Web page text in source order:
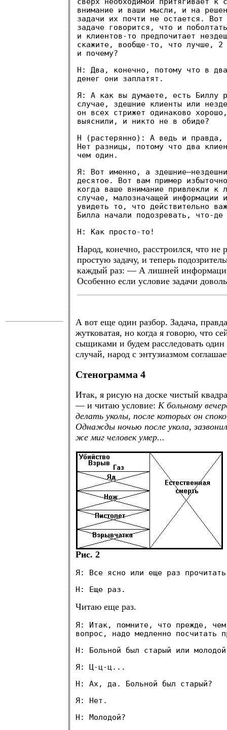
внимание и ваши мысли, и на
задачи их почти не остается.
задаче говорится, что и
и клиентов-то предпочитает
скажите, вообще-то, что лучше, 2
и почему?
Н: Два, конечно, потому что в
денег они заплатят.
Я: А как вы думаете, есть Биллу
случае, здешние клиенты или
он всех стрижет одинаково
выяснили, и никто не в обиде?
Н (растерянно): А ведь и правда,
Нет разницы, потому что два
чем один.
Я: Вот именно, а
десятое. Вот вам пример
когда ваше внимание привлекли к
случае, малозначащей информации
увидеть то, что действительно
Билла начали подозревать, что-
Н: Как просто-то!
Народ, конечно, расстроился, что не
простую задачу, и теперь
каждый раз: — А лишней
Особенно если условие задачи
А вот еще один разбор. Задача,
жутковатая, но когда я говорю, что
сыщиками и будем расследовать один
случай, народ с энтузиазмом
Стенограмма 4
Итак, я рисую на доске чистый
— и читаю условие: К больному
делать уколы, после которых он
Однажды ночью после укола,
же миг человек умер...
Рис. 2
Я: Все ясно или еще раз
Н: Еще раз.
Читаю еще раз.
Я: Итак, помните, что прежде, чем
вопрос, надо медленно посчитать
Н: Больной был старый или
Я: Ц-ц-ц...
Н: Ах, да. Больной был старый?
Я: Нет.
Н: Молодой?